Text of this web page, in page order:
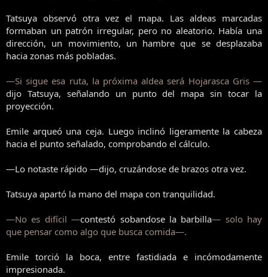
Tatsuya observó otra vez el mapa. Las aldeas marcadas
formaban un patrón irregular, pero no aleatorio. Había una
dirección, un movimiento, un hambre que se desplazaba
hacia zonas más pobladas.
—Si sigue esa ruta, la próxima aldea será Hojarasca Gris —
dijo Tatsuya, señalando un punto del mapa sin tocar la
proyección.
Emile arqueó una ceja. Luego inclinó ligeramente la cabeza
hacia el punto señalado, comprobando el cálculo.
—Lo notaste rápido —dijo, cruzándose de brazos otra vez.
Tatsuya apartó la mano del mapa con tranquilidad.
—No es difícil —contestó sobandose la barbilla— solo hay
que pensar como algo que busca comida—.
Emile torció la boca, entre fastidiada e incómodamente
impresionada.